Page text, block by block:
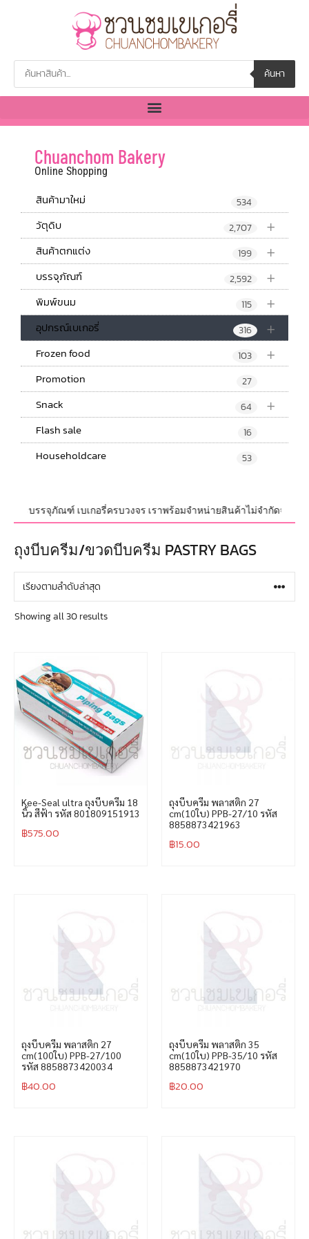
ค้นหา
Chuanchom Bakery
Online Shopping
สินค้ามาใหม่ 534
+
วัตุดิบ 2,707
+
สินค้าตกแต่ง 199
+
บรรจุภัณฑ์ 2,592
+
พิมพ์ขนม 115
+
อุปกรณ์เบเกอรี่ 316
+
Frozen food 103
Promotion 27
+
Snack 64
Flash sale 16
Householdcare 53
บรรจุภัณฑ์ เบเกอรี่ครบวงจร เราพร้อมจำหน่ายสินค้าไม่จำกัดจำนวน
ถุงบีบครีม/ขวดบีบครีม PASTRY BAGS
Showing all 30 results
Kee-Seal ultra ถุงบีบครีม 18
นิ้ว สีฟ้า รหัส 801809151913
฿575.00
ถุงบีบครีม พลาสติก 27
cm(10ใบ) PPB-27/10 รหัส
8858873421963
฿15.00
ถุงบีบครีม พลาสติก 27
cm(100ใบ) PPB-27/100
รหัส 8858873420034
฿40.00
ถุงบีบครีม พลาสติก 35
cm(10ใบ) PPB-35/10 รหัส
8858873421970
฿20.00